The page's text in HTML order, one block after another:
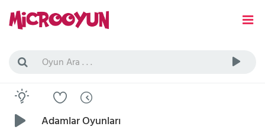
Adamlar Oyunları